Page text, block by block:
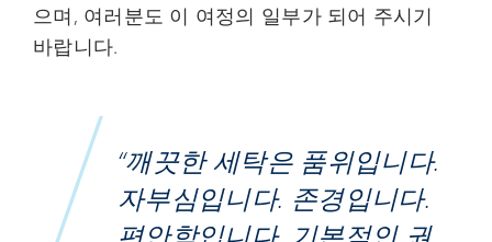
으며, 여러분도 이 여정의 일부가 되어 주시기
바랍니다.
“깨끗한 세탁은 품위입니다.
자부심입니다. 존경입니다.